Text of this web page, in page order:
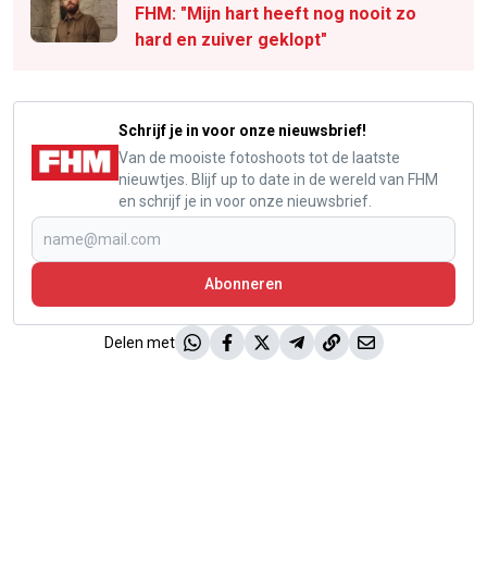
FHM: "Mijn hart heeft nog nooit zo
hard en zuiver geklopt"
Schrijf je in voor onze nieuwsbrief!
Van de mooiste fotoshoots tot de laatste
nieuwtjes. Blijf up to date in de wereld van FHM
en schrijf je in voor onze nieuwsbrief.
Abonneren
Delen met